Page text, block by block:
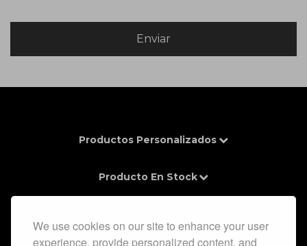
We use cookies on our site to enhance your user
experience, provide personalized content, and
Productos Personalizados
Producto En Stock